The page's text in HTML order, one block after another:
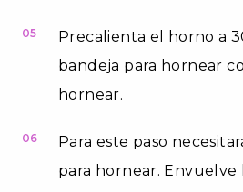
05
Precalienta el horno a
bandeja para hornear
hornear.
06
Para este paso
para hornear. Envuelve